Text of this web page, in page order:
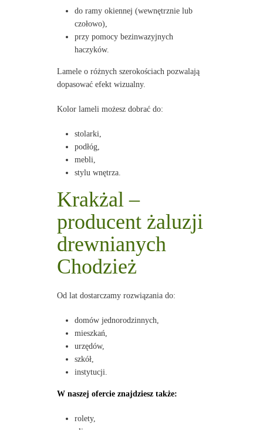
do ramy okiennej (wewnętrznie lub
czołowo),
przy pomocy bezinwazyjnych
haczyków.
Lamele o różnych szerokościach pozwalają
dopasować efekt wizualny.
Kolor lameli możesz dobrać do:
stolarki,
podłóg,
mebli,
stylu wnętrza.
Krakżal –
producent żaluzji
drewnianych
Chodzież
Od lat dostarczamy rozwiązania do:
domów jednorodzinnych,
mieszkań,
urzędów,
szkół,
instytucji.
W naszej ofercie znajdziesz także:
rolety,